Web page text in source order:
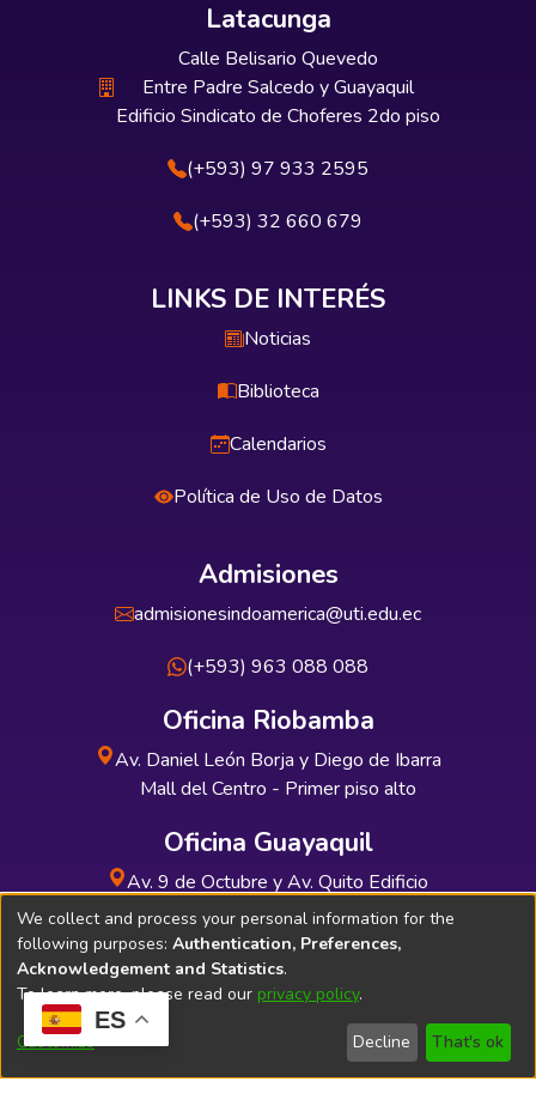
ES
Latacunga
Calle Belisario Quevedo
Entre Padre Salcedo y Guayaquil
Edificio Sindicato de Choferes 2do piso
(+593) 97 933 2595
(+593) 32 660 679
LINKS DE INTERÉS
Noticias
Biblioteca
Calendarios
Política de Uso de Datos
Admisiones
admisionesindoamerica@uti.edu.ec
(+593) 963 088 088
Oficina Riobamba
Av. Daniel León Borja y Diego de Ibarra
Mall del Centro - Primer piso alto
Oficina Guayaquil
Av. 9 de Octubre y Av. Quito Edificio
INDUAUTO - Planta baja
Soporte Técnico Bibliolatino.com
We collect and process your personal information for the
following purposes: Authentication, Preferences,
Acknowledgement and Statistics.
To learn more, please read our privacy policy.
Customize Decline That's ok